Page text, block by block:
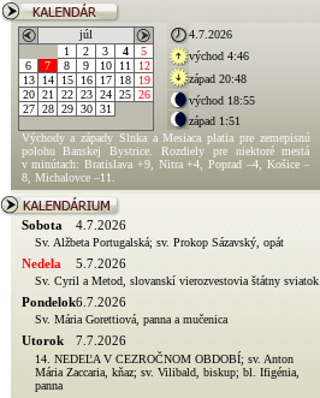
júl
1
2 3 4
5
6
7 8 9 10 11
12
13
14 15 16 17 18
19
20 21 22 23 24 25 26
27 28 29 30 31
4.7.2026
východ 4:46
západ 20:48
východ 18:55
západ 1:51
Východy a západy Slnka a Mesiaca platia pre zemepisnú
polohu Banskej Bystrice. Rozdiely pre niektoré mestá
v minútach: Bratislava +9, Nitra +4, Poprad –4, Košice –
8, Michalovce –11.
Sobota 4.7.2026
Sv. Alžbeta Portugalská; sv. Prokop Sázavský, opát
Nedela 5.7.2026
Sv. Cyril a Metod, slovanskí vierozvestovia štátny sviatok
Pondelok6.7.2026
Sv. Mária Gorettiová, panna a mučenica
Utorok 7.7.2026
14. NEDEĽA V CEZROČNOM OBDOBÍ; sv. Anton
Mária Zaccaria, kňaz; sv. Vilibald, biskup; bl. Ifigénia,
panna